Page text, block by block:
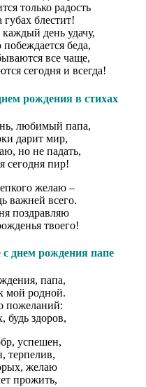
только радость
блестит!
день удачу,
беда,
все чаще,
сегодня и всегда!
рождения в стихах
любимый папа,
дарит мир,
но не падать,
сегодня пир!
желаю –
важней всего.
поздравляю
твоего!
с днем рождения папе
папа,
мой родной.
пожеланий:
будь здоров,
успешен,
терпелив,
желаю
прожить,